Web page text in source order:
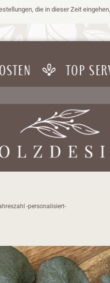
die in dieser Zeit
-personalisiert-